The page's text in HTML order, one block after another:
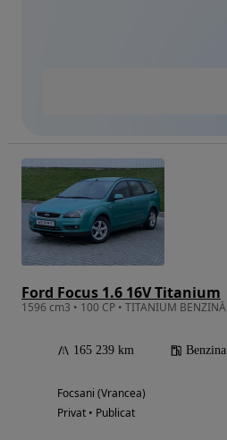
Ford Focus 1.6 16V Titanium
165 239 km Benzina
Focsani (Vrancea)
Privat • Publicat